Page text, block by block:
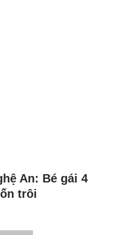
An: Bé gái 4
trôi